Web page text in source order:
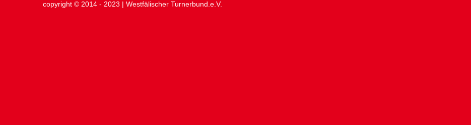
copyright © 2014 - 2023 | Westfälischer Turnerbund.e.V.